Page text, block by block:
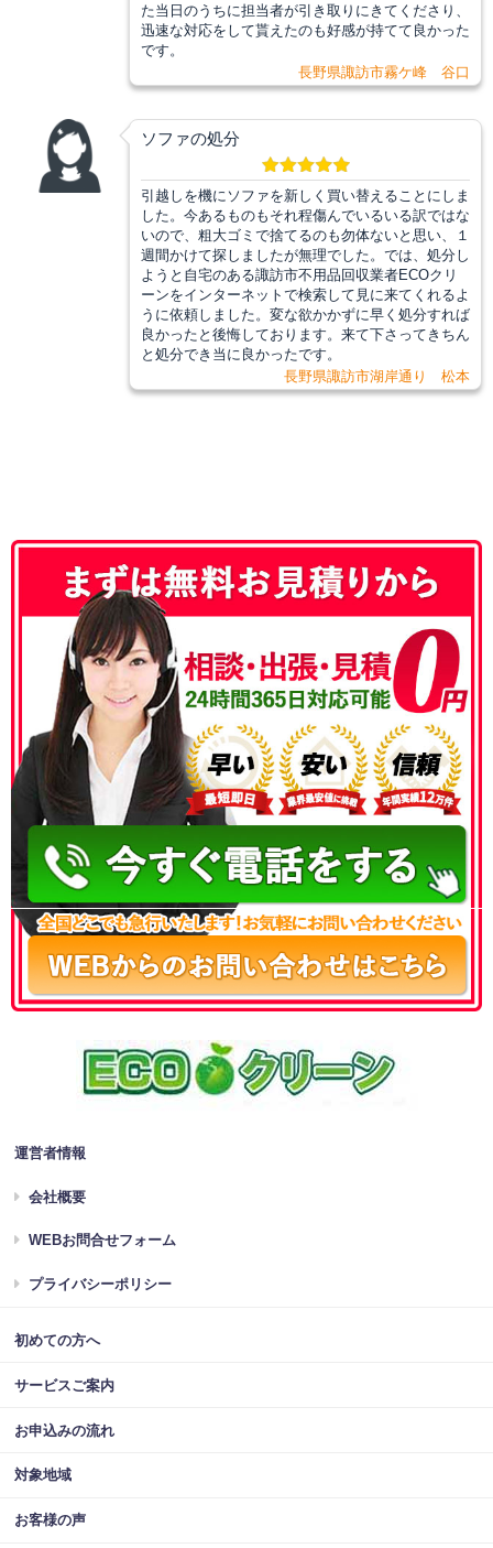
た当日のうちに担当者が引き取りにきてくださり、
迅速な対応をして貰えたのも好感が持てて良かった
です。
長野県諏訪市霧ケ峰 谷口
ソファの処分
引越しを機にソファを新しく買い替えることにしま
した。今あるものもそれ程傷んでいるいる訳ではな
いので、粗大ゴミで捨てるのも勿体ないと思い、１
週間かけて探しましたが無理でした。では、処分し
ようと自宅のある諏訪市不用品回収業者ECOクリ
ーンをインターネットで検索して見に来てくれるよ
うに依頼しました。変な欲かかずに早く処分すれば
良かったと後悔しております。来て下さってきちん
と処分でき当に良かったです。
長野県諏訪市湖岸通り 松本
050-3186-4780
運営者情報
会社概要
WEBお問合せフォーム
プライバシーポリシー
初めての方へ
サービスご案内
お申込みの流れ
対象地域
お客様の声